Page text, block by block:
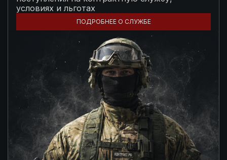
условиях и льготах
ПОДРОБНЕЕ О СЛУЖБЕ